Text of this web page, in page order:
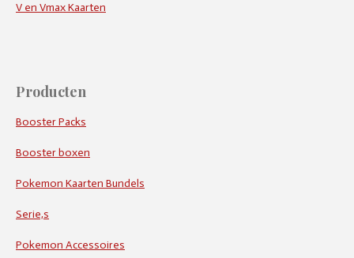
V en Vmax Kaarten
Producten
Booster Packs
Booster boxen
Pokemon Kaarten Bundels
Serie,s
Pokemon Accessoires